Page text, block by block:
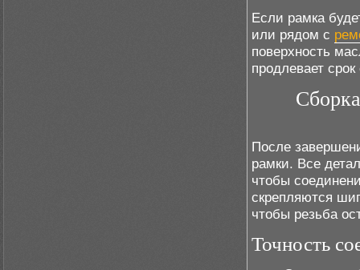
Если рамка
или рядом с
поверхность
продлевает
После
рамки. Все
чтобы
скрепляются
чтобы резьба
Точность